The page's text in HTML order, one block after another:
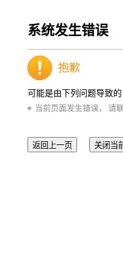
系统发生错误
抱歉
可能是由下列问题导致的
当前页面发生错误， 请